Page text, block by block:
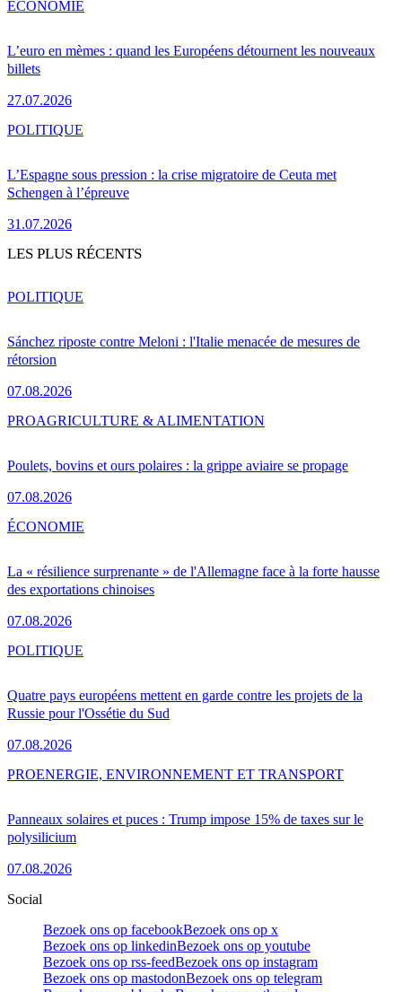
L’euro en mèmes : quand les Européens détournent les nouveaux
billets
27.07.2026
ÉCONOMIE
L’Espagne sous pression : la crise migratoire de Ceuta met
Schengen à l’épreuve
31.07.2026
POLITIQUE
LES PLUS RÉCENTS
Sánchez riposte contre Meloni : l'Italie menacée de mesures de
rétorsion
07.08.2026
POLITIQUE
Poulets, bovins et ours polaires : la grippe aviaire se propage
07.08.2026
PROAGRICULTURE & ALIMENTATION
La « résilience surprenante » de l'Allemagne face à la forte hausse
des exportations chinoises
07.08.2026
ÉCONOMIE
Quatre pays européens mettent en garde contre les projets de la
Russie pour l'Ossétie du Sud
07.08.2026
POLITIQUE
Panneaux solaires et puces : Trump impose 15% de taxes sur le
polysilicium
07.08.2026
PROENERGIE, ENVIRONNEMENT ET TRANSPORT
Social
Bezoek ons op facebookBezoek ons op x
Bezoek ons op linkedinBezoek ons op youtube
Bezoek ons op rss-feedBezoek ons op instagram
Bezoek ons op mastodonBezoek ons op telegram